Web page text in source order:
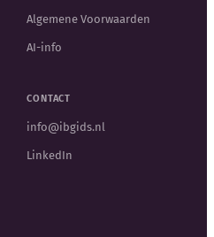
Algemene Voorwaarden
AI-info
CONTACT
info@ibgids.nl
LinkedIn